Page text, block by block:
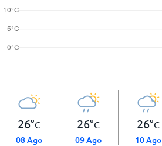
26°C
08 Ago
26°C
09 Ago
26°C
10 Ago